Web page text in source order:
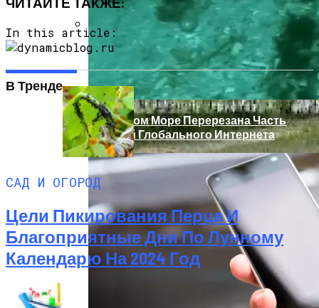
Как Купить Сотовый Поликарбонат В
Нижнем Новгороде
В Красном Море Перерезана Часть
Кабелей Глобального Интернета
In this article:
В Тренде
САД И ОГОРОД
Цели Пикирования Перца И
Благоприятные Дни По Лунному
Календарю На 2024 Год